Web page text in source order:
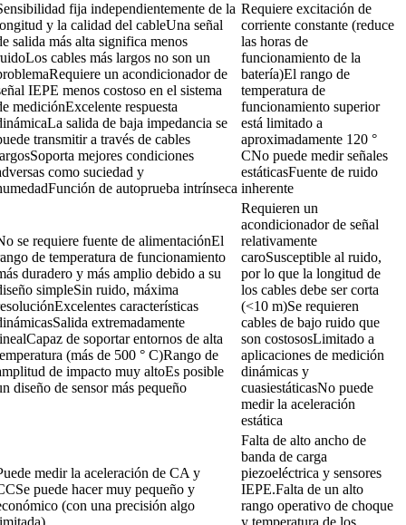
fija independientemente de la
y la calidad del cableUna señal
salida más alta significa menos
cables más largos no son un
un acondicionador de
IEPE menos costoso en el sistema
mediciónExcelente respuesta
salida de baja impedancia se
transmitir a través de cables
mejores condiciones
como suciedad y
de autoprueba intrínseca
Requiere excitación de
corriente constante (reduce
las horas de
funcionamiento de la
batería)El rango de
temperatura de
funcionamiento superior
está limitado a
aproximadamente 120 °
CNo puede medir señales
estáticasFuente de ruido
inherente
se requiere fuente de alimentaciónEl
de temperatura de funcionamiento
duradero y más amplio debido a su
simpleSin ruido, máxima
características
extremadamente
de soportar entornos de alta
(más de 500 ° C)Rango de
de impacto muy altoEs posible
diseño de sensor más pequeño
Requieren un
acondicionador de señal
relativamente
caroSusceptible al ruido,
por lo que la longitud de
los cables debe ser corta
(<10 m)Se requieren
cables de bajo ruido que
son costososLimitado a
aplicaciones de medición
dinámicas y
cuasiestáticasNo puede
medir la aceleración
estática
medir la aceleración de CA y
puede hacer muy pequeño y
(con una precisión algo
Falta de alto ancho de
banda de carga
piezoeléctrica y sensores
IEPE.Falta de un alto
rango operativo de choque